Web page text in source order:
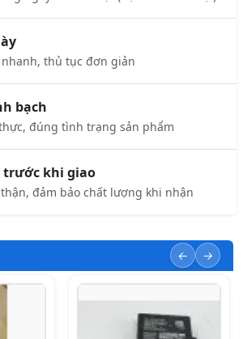
thủ tục đơn giản
bạch
đúng tình trạng sản phẩm
trước khi giao
đảm bảo chất lượng khi nhận